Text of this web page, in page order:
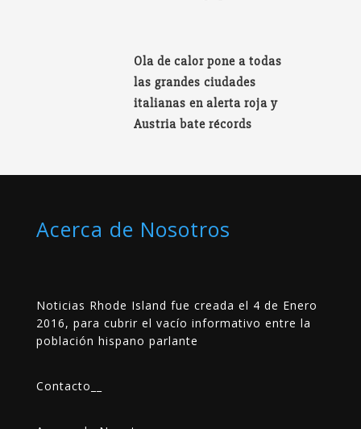
Ola de calor pone a todas
las grandes ciudades
italianas en alerta roja y
Austria bate récords
Acerca de Nosotros
Noticias Rhode Island fue creada el 4 de Enero
2016, para cubrir el vacío informativo entre la
población hispano parlante
Contacto